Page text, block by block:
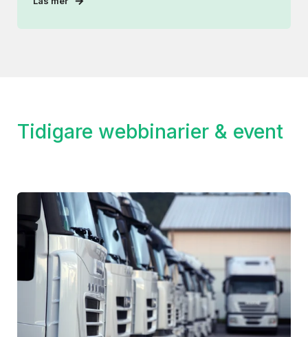
Tidigare webbinarier & event